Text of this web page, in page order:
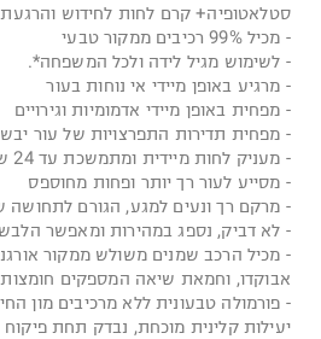
סטלאטופיה+ קרם לחות לחידוש והרגעת
- מכיל 99% רכיבים ממקור טבעי
- לשימוש מגיל לידה ולכל המשפחה*.
- מרגיע באופן מיידי אי נוחות בעור
- מפחית באופן מיידי אדמומיות וגירויים
- מפחית תדירות התפרצויות של עור
- מעניק לחות מיידית ומתמשכת עד 24 שעות**
- מסייע לעור רך יותר ופחות מחוספס
- מרקם רך ונעים למגע, הגורם לתחושה
- לא דביק, נספג במהירות ומאפשר
- מכיל הרכב שמנים משולש ממקור
אבוקדו, וחמאת שיאה המספקים חומצות
- פורמולה טבעונית ללא מרכיבים מון החי
יעילות קלינית מוכחת, נבדק תחת פיקוח